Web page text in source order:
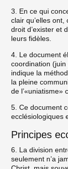
3. En ce qui
clair qu’elles
droit d’exister et
leurs fidèles.
4. Le document
coordination
indique la
la pleine
de l’«uniatisme»
5. Ce document
ecclésiologiques
Principes
6. La division
seulement n’a